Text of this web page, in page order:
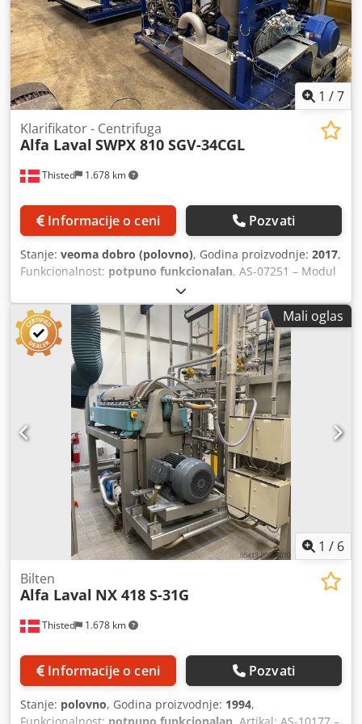
1 /7
Thisted 1.678 km
Klarifikator - Centrifuga
Alfa Laval SWPX 810 SGV-34CGL
Informacije o ceni Pozvati
Stanje: veoma dobro (polovno), Godina proizvodnje: 2017,
Funkcionalnost: potpuno funkcionalan, AS-07251 – Modul
za taloženje Alfa Laval, 10 m3/h ALFA-LAVAL PURE SOX
(SWPX 810 SGV-34CGL) Credpfsw Ap I Aex An Ief MODUL ZA
TALOŽENJE, 316 nerđajući čelik. Kapacitet min. 10.000 L/h
Ponuda za 3 identična komada Maksimalna brzina rotacije
bubnja 7200 obrtaja u minuti, nominalni kapacitet 10.000
litara na sat, zapremina bubnja 15 litara, kapacitet mulja
9,4 litara, tečnost se ispušta pod pritiskom, pumpa za
izbacivanje čvrstih materija sa ciklon rezervoarom, motor
od 35 kW, 460/3/60/1728 obrtaja u minuti, Pure SOx sistem
za prečišćavanje, integrisano na zajedničkoj platformi sa
svim ventilima, cevovodom, upravljačkom pločom, alatima,
rezervnim delovima i uputstvom. Godina proizvodnje 2017.
Mali oglas
1 / 6
Thisted 1.678 km
Bilten
Alfa Laval NX 418 S-31G
Informacije o ceni Pozvati
Stanje: polovno, Godina proizvodnje: 1994,